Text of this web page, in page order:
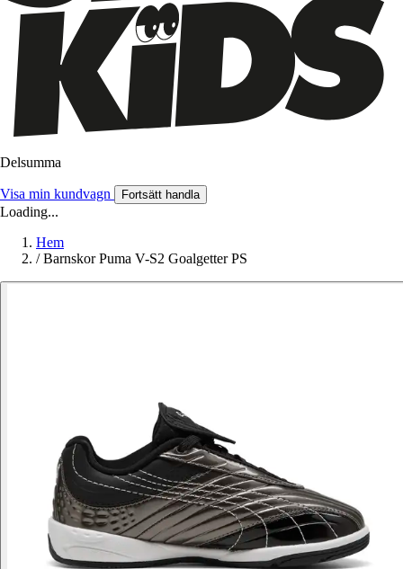
Delsumma
Visa min kundvagn Fortsätt handla
Loading...
Hem
/ Barnskor Puma V-S2 Goalgetter PS